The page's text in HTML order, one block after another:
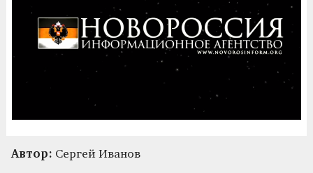
Автор: Сергей Иванов